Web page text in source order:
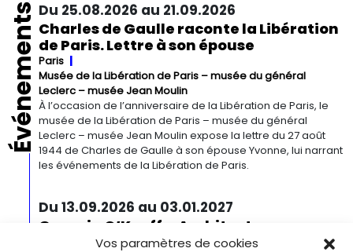
Vos paramètres de cookies
ÉvénementsDu 25.08.2026 au 21.09.2026
Charles de Gaulle raconte la Libération
de Paris. Lettre à son épouse
Paris
Musée de la Libération de Paris – musée du général
Leclerc – musée Jean Moulin
À l’occasion de l’anniversaire de la Libération de Paris, le
musée de la Libération de Paris – musée du général
Leclerc – musée Jean Moulin expose la lettre du 27 août
1944 de Charles de Gaulle à son épouse Yvonne, lui narrant
les événements de la Libération de Paris.
Du 13.09.2026 au 03.01.2027
Georgia O’Keeffe. Architecture
Detroit Institute of Arts